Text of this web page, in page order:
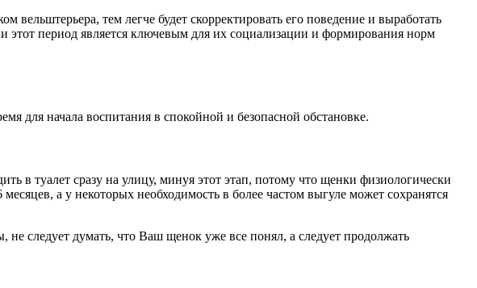
тем легче будет скорректировать его поведение и выработать
период является ключевым для их социализации и формирования норм
для начала воспитания в спокойной и безопасной обстановке.
в туалет сразу на улицу, минуя этот этап, потому что щенки физиологически
а у некоторых необходимость в более частом выгуле может сохранятся
следует думать, что Ваш щенок уже все понял, а следует продолжать